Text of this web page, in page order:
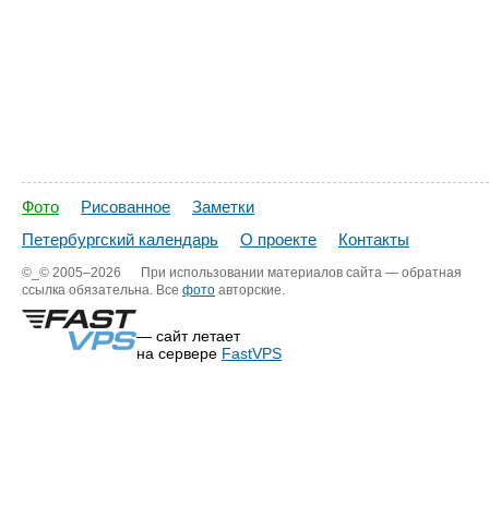
Фото Рисованное
Заметки
Петербургский календарь
О проекте Контакты
©_© 2005–2026 При использовании материалов сайта — обратная
ссылка обязательна. Все фото авторские.
— сайт летает
на сервере FastVPS